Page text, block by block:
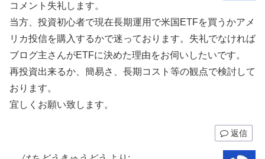
コメント失礼します。
当方、投資初心者で現在長期運用で米国ETFを買うかアメ
リカ投信を購入するかで迷っております。失礼でなければ
ブログ主さんがETFに決めた理由をお伺いしたいです。
再投資出来るか、簡易さ、長期コスト等の観点で検討して
おります。
宜しくお願い致します。
返信